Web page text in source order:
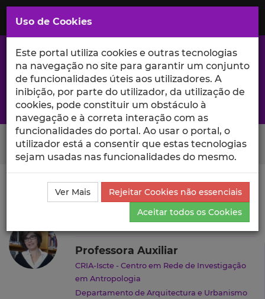
Saltar
para
Conteúdo
Principal
A excelência da investigação e ciência no Iscte
Search Button
Ciência_Iscte Autores
Rosália Guerreiro
Produções Científicas e Citações
Rosália Guerreiro
Professora Auxiliar
CRIA-Iscte - Centro em Rede de Investigação
em Antropologia
Departamento de Arquitectura e Urbanismo
Uso de Cookies
Este portal utiliza cookies e outras tecnologias
na navegação no site para garantir um conjunto
de funcionalidades úteis aos utilizadores. A
inibição, por parte do utilizador, da utilização de
cookies, pode constituir um obstáculo à
navegação e à correta interação com as
funcionalidades do portal. Ao usar o portal, o
utilizador está a consentir que estas tecnologias
sejam usadas nas funcionalidades do mesmo.
Ver Mais
Rejeitar Cookies não essenciais
Aceitar todos os Cookies